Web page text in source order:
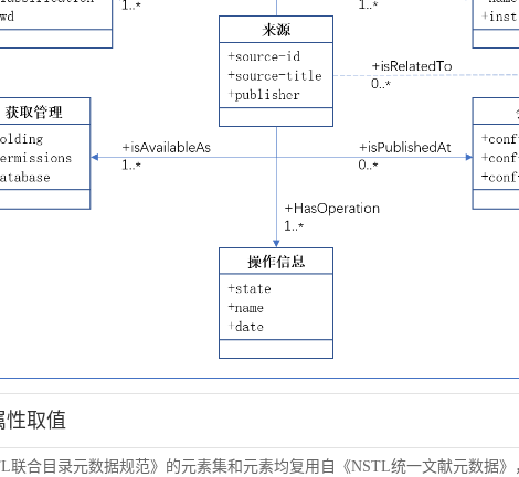
性取值
联合目录元数据规范》的元素集和元素均复用自《NSTL统一文献元数据